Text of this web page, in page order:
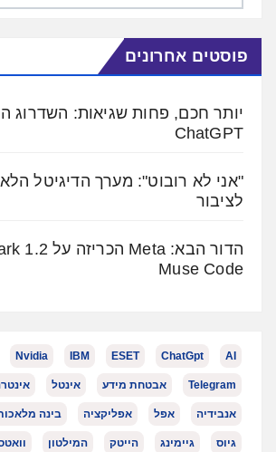
פוסטים אחרונים
יותר חכם, פחות שגיאות: השדרוג
ChatGPT
"אני לא רובוט": מערך הדיגיטל
לציבור
Muse Code
AI
ChatGpt
ESET
IBM
Nvidia
Telegram אבטחת מידע אינטל
אנבידיה אפל אפליקציה בינה
גיוס גיימינג הייטק המילטון